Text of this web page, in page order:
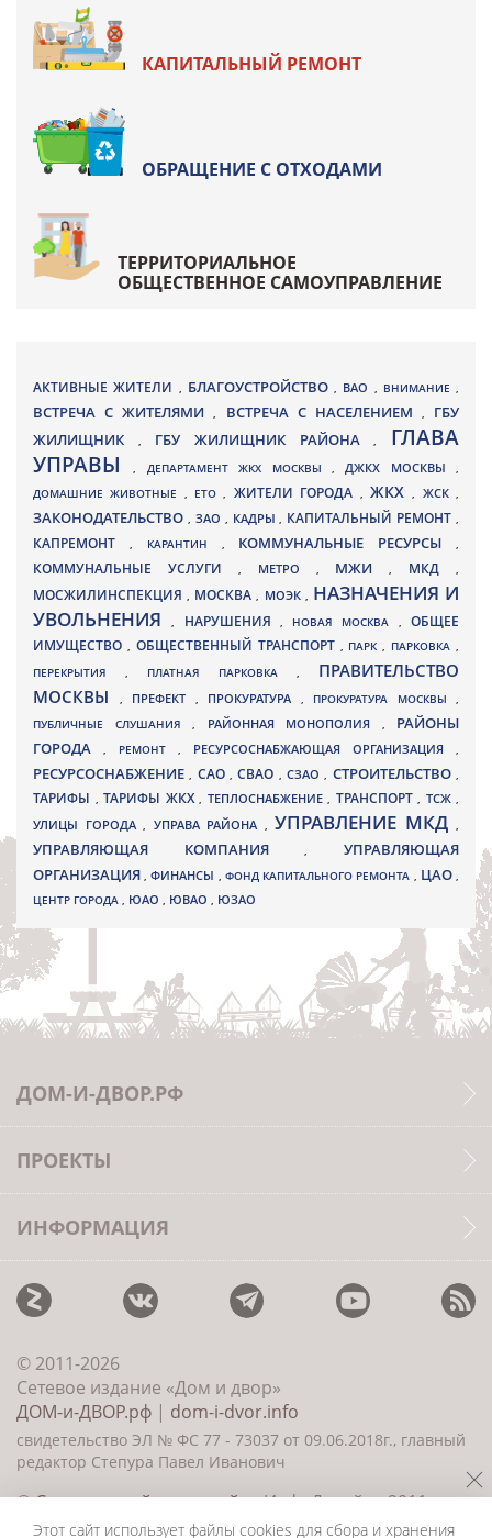
КАПИТАЛЬНЫЙ РЕМОНТ
ОБРАЩЕНИЕ С ОТХОДАМИ
ТЕРРИТОРИАЛЬНОЕ
ОБЩЕСТВЕННОЕ САМОУПРАВЛЕНИЕ
АКТИВНЫЕ ЖИТЕЛИ , БЛАГОУСТРОЙСТВО , ВАО , ВНИМАНИЕ ,
ВСТРЕЧА С ЖИТЕЛЯМИ, ВСТРЕЧА С НАСЕЛЕНИЕМ , ГБУ
ЖИЛИЩНИК
, ГБУ ЖИЛИЩНИК РАЙОНА, ГЛАВА
УПРАВЫ, ДЕПАРТАМЕНТ ЖКХ МОСКВЫ ,ДЖКХ МОСКВЫ ,
ДОМАШНИЕ ЖИВОТНЫЕ , ЕТО, ЖИТЕЛИ ГОРОДА , ЖКХ, ЖСК,
ЗАКОНОДАТЕЛЬСТВО , ЗАО , КАДРЫ, КАПИТАЛЬНЫЙ РЕМОНТ ,
КАПРЕМОНТ , КАРАНТИН , КОММУНАЛЬНЫЕ РЕСУРСЫ,
КОММУНАЛЬНЫЕ УСЛУГИ , МЕТРО , МЖИ, МКД ,
МОСЖИЛИНСПЕКЦИЯ, МОСКВА , МОЭК , НАЗНАЧЕНИЯ И
УВОЛЬНЕНИЯ, НАРУШЕНИЯ , НОВАЯ МОСКВА ,ОБЩЕЕ
ИМУЩЕСТВО , ОБЩЕСТВЕННЫЙ ТРАНСПОРТ , ПАРК, ПАРКОВКА ,
ПЕРЕКРЫТИЯ , ПЛАТНАЯ ПАРКОВКА , ПРАВИТЕЛЬСТВО
МОСКВЫ
, ПРЕФЕКТ , ПРОКУРАТУРА , ПРОКУРАТУРА МОСКВЫ ,
ПУБЛИЧНЫЕ СЛУШАНИЯ , РАЙОННАЯ МОНОПОЛИЯ , РАЙОНЫ
ГОРОДА
, РЕМОНТ , РЕСУРСОСНАБЖАЮЩАЯ ОРГАНИЗАЦИЯ ,
РЕСУРСОСНАБЖЕНИЕ, САО,СВАО ,СЗАО, СТРОИТЕЛЬСТВО,
ТАРИФЫ , ТАРИФЫ ЖКХ , ТЕПЛОСНАБЖЕНИЕ , ТРАНСПОРТ , ТСЖ ,
УЛИЦЫ ГОРОДА , УПРАВА РАЙОНА , УПРАВЛЕНИЕ МКД ,
УПРАВЛЯЮЩАЯ КОМПАНИЯ,УПРАВЛЯЮЩАЯ
ОРГАНИЗАЦИЯ,ФИНАНСЫ , ФОНД КАПИТАЛЬНОГО РЕМОНТА , ЦАО,
ЦЕНТР ГОРОДА , ЮАО , ЮВАО , ЮЗАО
ДОМ-И-ДВОР.РФ
ПРОЕКТЫ
ИНФОРМАЦИЯ
© 2011-2026
Сетевое издание «Дом и двор»
ДОМ-и-ДВОР.рф | dom-i-dvor.info
свидетельство ЭЛ № ФС 77 - 73037 от 09.06.2018г., главный
редактор Степура Павел Иванович
©Создание сайта и дизайн«ИнфоДизайн» 2011—
2026
Этот сайт использует файлы cookies для сбора и хранения